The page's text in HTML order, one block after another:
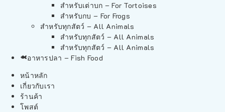
สำหรับเต่าบก – For Tortoises
สำหรับกบ – For Frogs
สำหรับทุกสัตว์ – All Animals
สำหรับทุกสัตว์ – All Animals
สำหรับทุกสัตว์ – All Animals
อาหารปลา – Fish Food
หน้าหลัก
เกี่ยวกับเรา
ร้านค้า
โพสต์